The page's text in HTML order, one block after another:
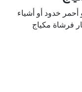
خدود أو أشياء